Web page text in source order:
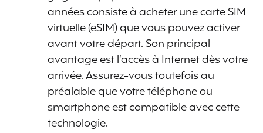
années consiste à acheter une carte SIM
virtuelle (eSIM) que vous pouvez activer
avant votre départ. Son principal
avantage est l’accès à Internet dès votre
arrivée. Assurez-vous toutefois au
préalable que votre téléphone ou
smartphone est compatible avec cette
technologie.